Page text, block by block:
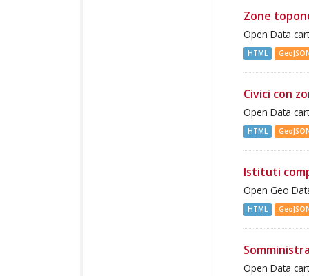
Zone
Open Data
HTML
Civici con
Open Data
HTML
Istituti
Open Geo
HTML
Open Data